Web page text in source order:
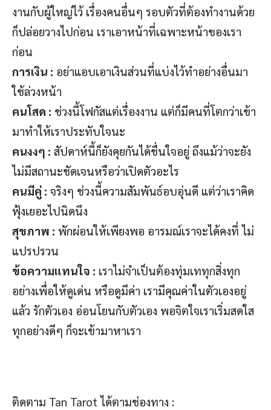
งานกับผู้ใหญ่ไว้ เรื่องคนอื่นๆ รอบตัวที่ต้องทำงานด้วย
ก็ปล่อยวางไปก่อน เราเอาหน้าที่เฉพาะหน้าของเรา
ก่อน
การเงิน : อย่าแอบเอาเงินส่วนที่แบ่งไว้ทำอย่างอื่นมา
ใช้ล่วงหน้า
คนโสด : ช่วงนี้โฟกัสแต่เรื่องงาน แต่ก็มีคนที่โตกว่าเข้า
มาทำให้เราประทับใจนะ
คนงงๆ : สัปดาห์นี้ก็ยังคุยกันได้ชื่นใจอยู่ ถึงแม้ว่าจะยัง
ไม่มีสถานะชัดเจนหรือว่าเปิดตัวอะไร
คนมีคู่ : จริงๆ ช่วงนี้ความสัมพันธ์อบอุ่นดี แต่ว่าเราคิด
ฟุ้งเยอะไปนิดนึง
สุขภาพ : พักผ่อนให้เพียงพอ อารมณ์เราจะได้คงที่ ไม่
แปรปรวน
ข้อความแทนใจ : เราไม่จำเป็นต้องทุ่มเททุกสิ่งทุก
อย่างเพื่อให้ดูเด่น หรือดูมีค่า เรามีคุณค่าในตัวเองอยู่
แล้ว รักตัวเอง อ่อนโยนกับตัวเอง พอจิตใจเราเริ่มสดใส
ทุกอย่างดีๆ ก็จะเข้ามาหาเรา
ติดตาม Tan Tarot ได้ตามช่องทาง :